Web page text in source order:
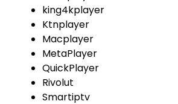
king4kplayer
Ktnplayer
Macplayer
MetaPlayer
QuickPlayer
Rivolut
Smartiptv